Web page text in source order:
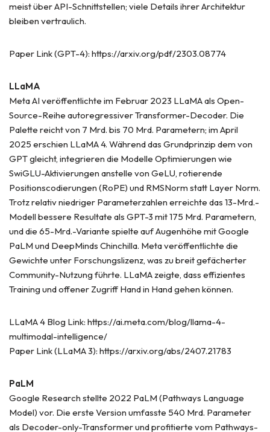
meist über API-Schnittstellen; viele Details ihrer Architektur
bleiben vertraulich.
Paper Link (GPT-4): https://arxiv.org/pdf/2303.08774
LLaMA
Meta AI veröffentlichte im Februar 2023 LLaMA als Open-
Source-Reihe autoregressiver Transformer-Decoder. Die
Palette reicht von 7 Mrd. bis 70 Mrd. Parametern; im April
2025 erschien LLaMA 4. Während das Grundprinzip dem von
GPT gleicht, integrieren die Modelle Optimierungen wie
SwiGLU-Aktivierungen anstelle von GeLU, rotierende
Positionscodierungen (RoPE) und RMSNorm statt Layer Norm.
Trotz relativ niedriger Parameterzahlen erreichte das 13-Mrd.-
Modell bessere Resultate als GPT-3 mit 175 Mrd. Parametern,
und die 65-Mrd.-Variante spielte auf Augenhöhe mit Google
PaLM und DeepMinds Chinchilla. Meta veröffentlichte die
Gewichte unter Forschungslizenz, was zu breit gefächerter
Community-Nutzung führte. LLaMA zeigte, dass effizientes
Training und offener Zugriff Hand in Hand gehen können.
LLaMA 4 Blog Link: https://ai.meta.com/blog/llama-4-
multimodal-intelligence/
Paper Link (LLaMA 3): https://arxiv.org/abs/2407.21783
PaLM
Google Research stellte 2022 PaLM (Pathways Language
Model) vor. Die erste Version umfasste 540 Mrd. Parameter
als Decoder-only-Transformer und profitierte vom Pathways-